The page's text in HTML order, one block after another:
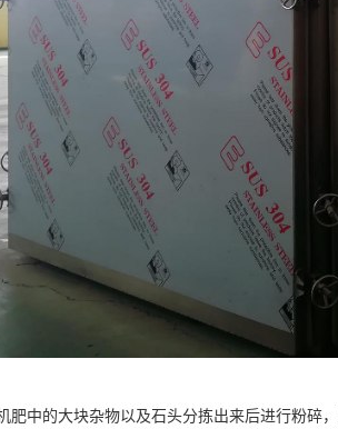
肥中的大块杂物以及石头分拣出来后进行粉碎